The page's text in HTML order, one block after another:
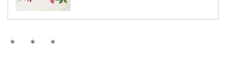
＊ ＊ ＊